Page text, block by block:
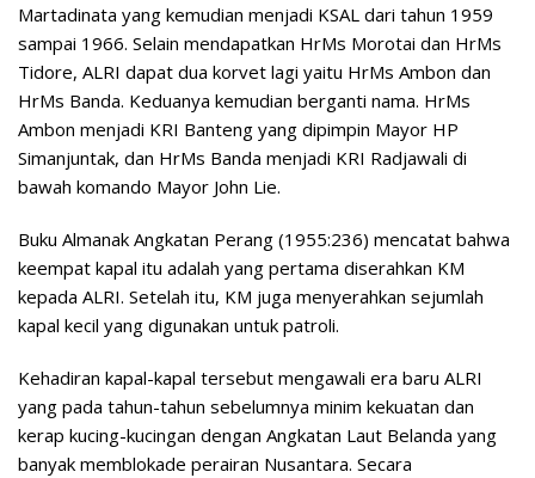
Martadinata yang kemudian menjadi KSAL dari tahun 1959
sampai 1966. Selain mendapatkan HrMs Morotai dan HrMs
Tidore, ALRI dapat dua korvet lagi yaitu HrMs Ambon dan
HrMs Banda. Keduanya kemudian berganti nama. HrMs
Ambon menjadi KRI Banteng yang dipimpin Mayor HP
Simanjuntak, dan HrMs Banda menjadi KRI Radjawali di
bawah komando Mayor John Lie.
Buku Almanak Angkatan Perang (1955:236) mencatat bahwa
keempat kapal itu adalah yang pertama diserahkan KM
kepada ALRI. Setelah itu, KM juga menyerahkan sejumlah
kapal kecil yang digunakan untuk patroli.
Kehadiran kapal-kapal tersebut mengawali era baru ALRI
yang pada tahun-tahun sebelumnya minim kekuatan dan
kerap kucing-kucingan dengan Angkatan Laut Belanda yang
banyak memblokade perairan Nusantara. Secara